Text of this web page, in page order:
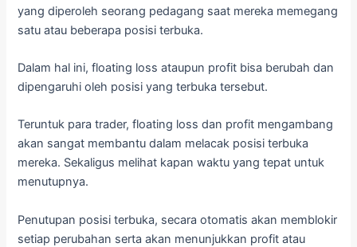
yang diperoleh seorang pedagang saat mereka memegang
satu atau beberapa posisi terbuka.
Dalam hal ini, floating loss ataupun profit bisa berubah dan
dipengaruhi oleh posisi yang terbuka tersebut.
Teruntuk para trader, floating loss dan profit mengambang
akan sangat membantu dalam melacak posisi terbuka
mereka. Sekaligus melihat kapan waktu yang tepat untuk
menutupnya.
Penutupan posisi terbuka, secara otomatis akan memblokir
setiap perubahan serta akan menunjukkan profit atau